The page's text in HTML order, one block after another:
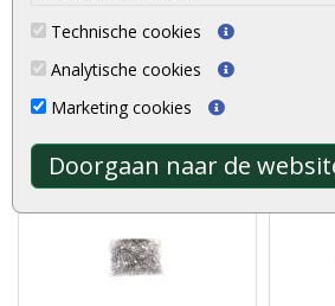
Technische cookies
Analytische cookies
Marketing cookies
Doorgaan naar de
Beoordelingen
Er zijn geen beoordelingen voor dit
Geef beoordeling
Aanbevolen producten